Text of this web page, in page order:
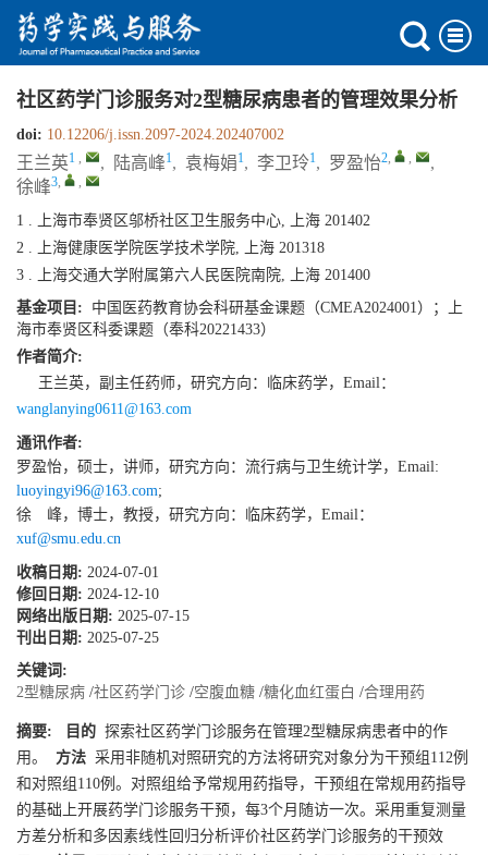
社区药学门诊服务对2型糖尿病患者的管理效果分析
doi: 10.12206/j.issn.2097-2024.202407002
王兰英1 , , 陆高峰1, 袁梅娟1, 李卫玲1, 罗盈怡2, ,
,
徐峰3, ,
1 . 上海市奉贤区邬桥社区卫生服务中心, 上海 201402
2 . 上海健康医学院医学技术学院, 上海 201318
3 . 上海交通大学附属第六人民医院南院, 上海 201400
基金项目: 中国医药教育协会科研基金课题（CMEA2024001）；上
海市奉贤区科委课题（奉科20221433）
作者简介:
王兰英，副主任药师，研究方向：临床药学，Email：
wanglanying0611@163.com
通讯作者:
罗盈怡，硕士，讲师，研究方向：流行病与卫生统计学，Email:
luoyingyi96@163.com;
徐 峰，博士，教授，研究方向：临床药学，Email：
xuf@smu.edu.cn
收稿日期: 2024-07-01
修回日期: 2024-12-10
网络出版日期: 2025-07-15
刊出日期: 2025-07-25
关键词:
2型糖尿病 /社区药学门诊 /空腹血糖 /糖化血红蛋白 /合理用药
摘要: 目的 探索社区药学门诊服务在管理2型糖尿病患者中的作
用。
方法 采用非随机对照研究的方法将研究对象分为干预组112例
和对照组110例。对照组给予常规用药指导，干预组在常规用药指导
的基础上开展药学门诊服务干预，每3个月随访一次。采用重复测量
方差分析和多因素线性回归分析评价社区药学门诊服务的干预效